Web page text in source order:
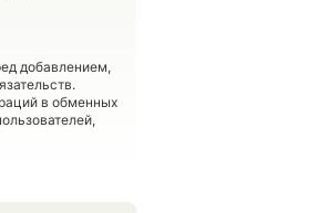
добавлением,
в обменных